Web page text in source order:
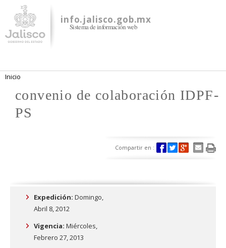
contenido
principal
info.jalisco.gob.mx
Sistema de información web
Se encuentra usted aquí
Inicio
convenio de colaboración IDPF-
PS
Compartir en :
Expedición: Domingo,
Abril 8, 2012
Vigencia: Miércoles,
Febrero 27, 2013